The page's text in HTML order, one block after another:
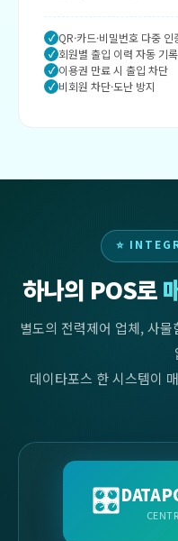
QR·카드·비밀번호 다중 인
회원별 출입 이력 자동 기록
이용권 만료 시 출입 차단
비회원 차단·도난 방지
⭐
하나의 POS로
별도의 전력제어 업체, 사
데이타포스 한 시스템이
🎛️